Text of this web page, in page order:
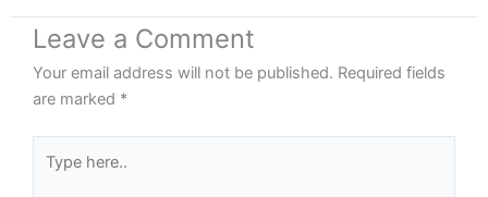
Leave a Comment
Your email address will not be published. Required fields
are marked *
here..